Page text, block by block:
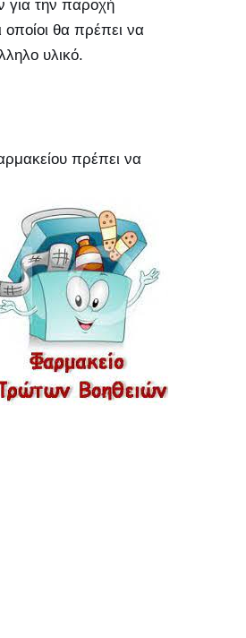
για την παροχή
θα πρέπει να
υλικό.
πρέπει να